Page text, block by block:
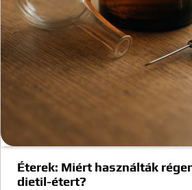
Éterek: Miért használták
dietil-étert?